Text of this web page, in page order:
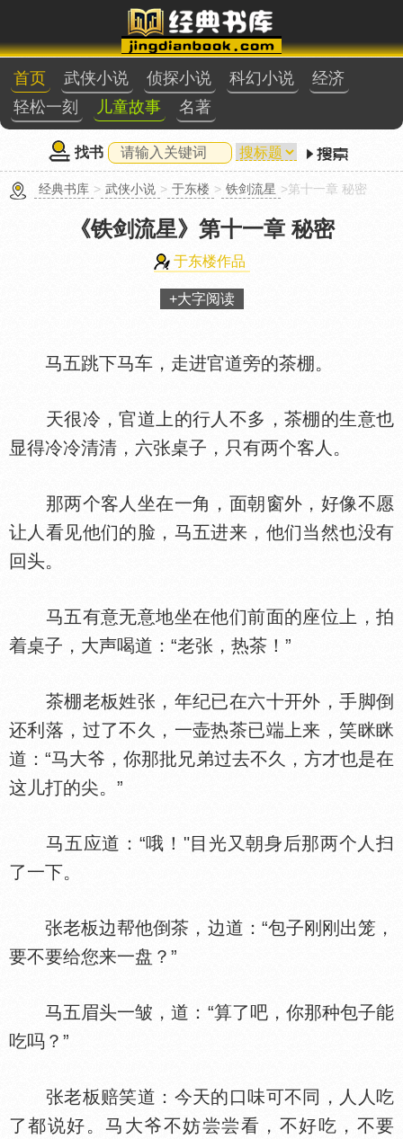
首页 武侠小说 侦探小说 科幻小说
经济
轻松一刻
儿童故事 名著
找书
经典书库 > 武侠小说 > 于东楼 > 铁剑流星 >第十一章 秘密
《铁剑流星》 第十一章 秘密
于东楼作品
+大字阅读
马五跳下马车，走进官道旁的茶棚。
天很冷，官道上的行人不多，茶棚的生意也
显得冷冷清清，六张桌子，只有两个客人。
那两个客人坐在一角，面朝窗外，好像不愿
让人看见他们的脸，马五进来，他们当然也没有
回头。
马五有意无意地坐在他们前面的座位上，拍
着桌子，大声喝道：“老张，热茶！”
茶棚老板姓张，年纪已在六十开外，手脚倒
还利落，过了不久，一壶热茶已端上来，笑眯眯
道：“马大爷，你那批兄弟过去不久，方才也是在
这儿打的尖。”
马五应道：“哦！"目光又朝身后那两个人扫
了一下。
张老板边帮他倒茶，边道：“包子刚刚出笼，
要不要给您来一盘？”
马五眉头一皱，道：“算了吧，你那种包子能
吃吗？”
张老板赔笑道：今天的口味可不同，人人吃
了都说好。马大爷不妨尝尝看，不好吃，不要